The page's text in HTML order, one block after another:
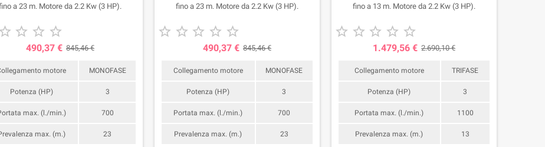
a 23 m. Motore da 2.2 Kw (3 HP).
   
490,37 € 845,46 €
motore MONOFASE
Potenza (HP) 3
max. (l./min.) 700
max. (m.) 23
fino a 23 m. Motore da 2.2 Kw (3 HP).
    
490,37 € 845,46 €
Collegamento motore MONOFASE
Potenza (HP) 3
Portata max. (l./min.) 700
Prevalenza max. (m.) 23
fino a 13 m. Motore da 2.2 Kw (3 HP).
    
1.479,56 € 2.690,10 €
Collegamento motore TRIFASE
Potenza (HP) 3
Portata max. (l./min.) 1100
Prevalenza max. (m.) 13